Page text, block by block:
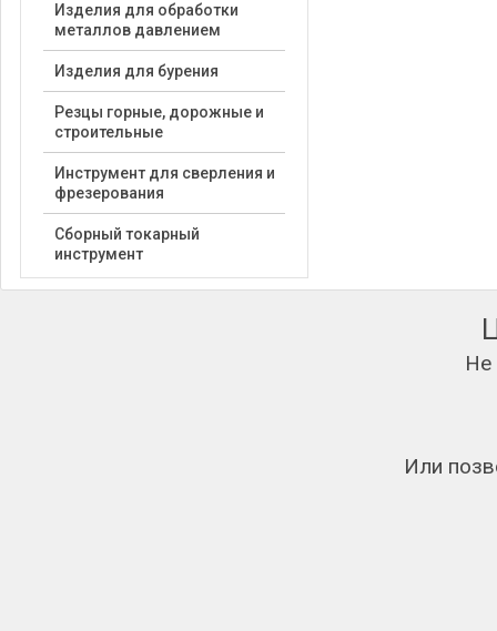
Изделия для обработки
металлов давлением
Изделия для бурения
Резцы горные, дорожные и
строительные
Инструмент для сверления и
фрезерования
Сборный токарный
инструмент
Не
Или